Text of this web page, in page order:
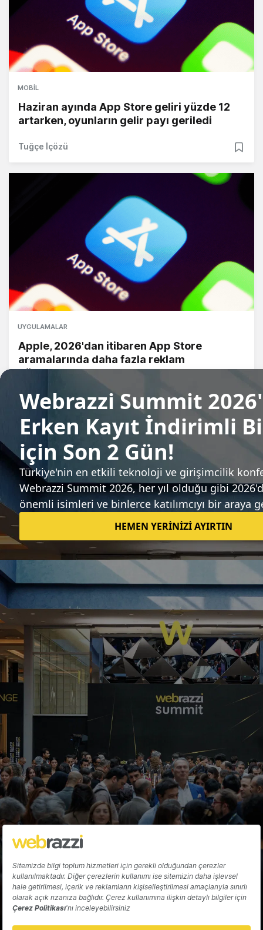
MOBIL
Haziran ayında App Store geliri yüzde 12
artarken, oyunların gelir payı geriledi
Tuğçe İçözü
UYGULAMALAR
Apple, 2026'dan itibaren App Store
aramalarında daha fazla reklam
gösterecek
Tuğçe İçözü
Sıradaki haber
6 yatırım firması, siber güvenlik yazılımı
şirketi McAfee'yi 14 milyar dolara satın
aldı
Hakkında Yazarlar
Katkıda Bulun Reklam